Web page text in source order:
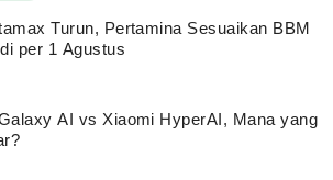
Turun, Pertamina Sesuaikan BBM
per 1 Agustus
AI vs Xiaomi HyperAI, Mana yang